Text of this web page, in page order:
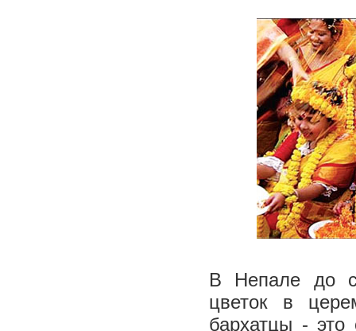
В Непале до
цветок в
бархатцы -